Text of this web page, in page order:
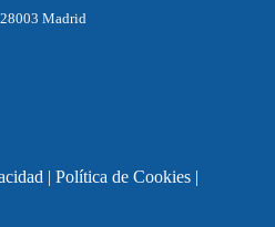
28003 Madrid
| Política de Cookies|